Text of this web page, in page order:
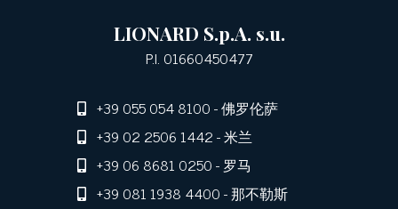
LIONARD S.p.A. s.u.
P.I. 01660450477
+39 055 054 8100- 佛罗伦萨
+39 02 2506 1442- 米兰
+39 06 8681 0250- 罗马
+39 081 1938 4400- 那不勒斯